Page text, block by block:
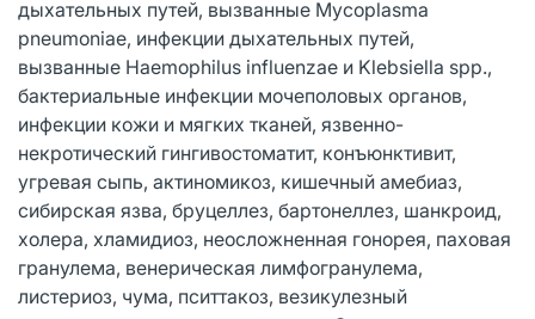
дыхательных путей, вызванные Mycoplasma
pneumoniae, инфекции дыхательных путей,
вызванные Haemophilus influenzae и Klebsiella spp.,
бактериальные инфекции мочеполовых органов,
инфекции кожи и мягких тканей, язвенно-
некротический гингивостоматит, конъюнктивит,
угревая сыпь, актиномикоз, кишечный амебиаз,
сибирская язва, бруцеллез, бартонеллез, шанкроид,
холера, хламидиоз, неосложненная гонорея, паховая
гранулема, венерическая лимфогранулема,
листериоз, чума, пситтакоз, везикулезный